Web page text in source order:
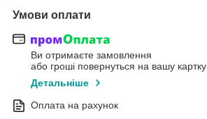
Умови оплати
Ви отримаєте замовлення
або гроші повернуться на вашу картку
Детальніше
Оплата на рахунок